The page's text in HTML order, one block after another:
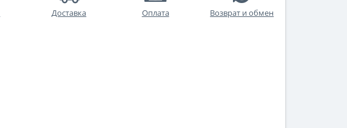
Доставка Оплата Возврат и обмен